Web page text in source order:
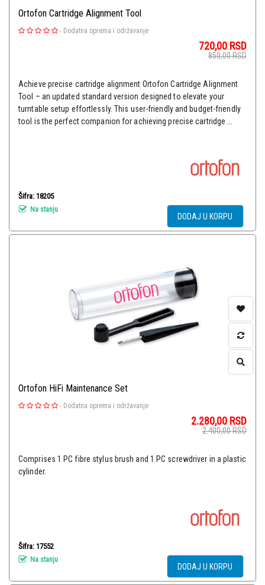
Ortofon Cartridge Alignment Tool
- Dodatna oprema i održavanje
720,00 RSD
850,00RSD
Achieve precise cartridge alignment Ortofon Cartridge Alignment
Tool – an updated standard version designed to elevate your
turntable setup effortlessly. This user-friendly and budget-friendly
tool is the perfect companion for achieving precise cartridge ...
Šifra: 18205
Na stanju
DODAJ U KORPU
Ortofon HiFi Maintenance Set
- Dodatna oprema i održavanje
2.280,00 RSD
2.400,00RSD
Comprises 1 PC fibre stylus brush and 1 PC screwdriver in a plastic
cylinder.
Šifra: 17552
Na stanju
DODAJ U KORPU